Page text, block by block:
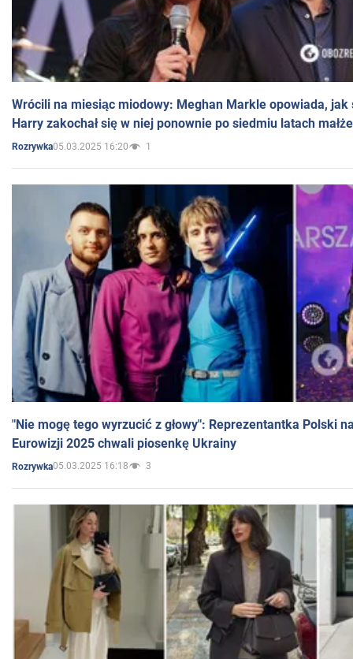
Wrócili na miesiąc miodowy: Meghan Markle opowiada, jak
Harry zakochał się w niej ponownie po siedmiu latach
Rozrywka05.03.2025 16:20 1
"Nie mogę tego wyrzucić z głowy": Reprezentantka Polski
Eurowizji 2025 chwali piosenkę Ukrainy
Rozrywka05.03.2025 16:18 3